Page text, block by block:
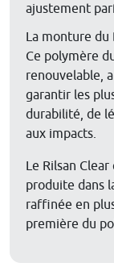
ajustement
La monture du
Ce polymère
renouvelable,
garantir les
durabilité, de
aux impacts.
Le Rilsan
produite dans
raffinée en
première du